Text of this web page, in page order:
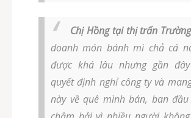
Chị Hồng tại thị trấn
doanh món bánh mì chả cá
được khá lâu nhưng gần
quyết định nghỉ công ty và
này về quê mình bán, ban